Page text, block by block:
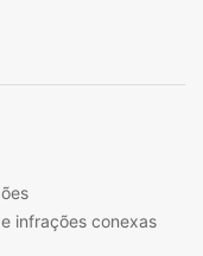
infrações conexas